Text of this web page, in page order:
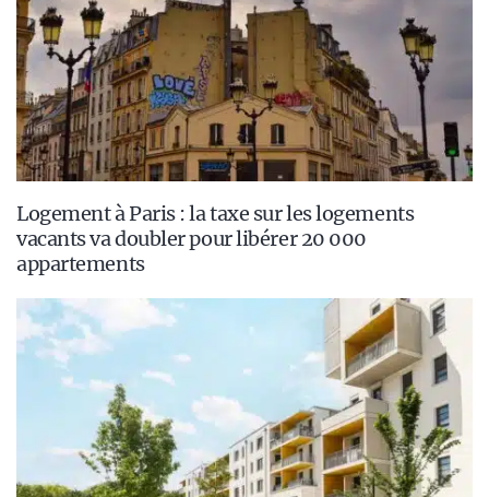
Logement à Paris : la taxe sur les logements
vacants va doubler pour libérer 20 000
appartements